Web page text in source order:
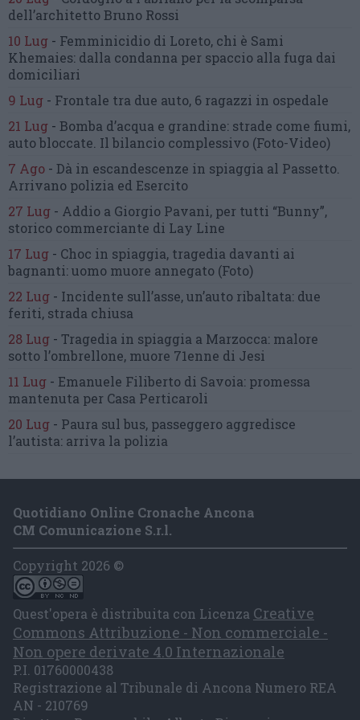
dell’architetto Bruno Rossi
10 Lug - Femminicidio di Loreto, chi è Sami
Khemaies: dalla condanna per spaccio alla fuga dai
domiciliari
9 Lug - Frontale tra due auto, 6 ragazzi in ospedale
21 Lug - Bomba d’acqua e grandine: strade come fiumi,
auto bloccate. Il bilancio complessivo (Foto-Video)
7 Ago - Dà in escandescenze in spiaggia al Passetto.
Arrivano polizia ed Esercito
27 Lug - Addio a Giorgio Pavani, per tutti “Bunny”,
storico commerciante di Lay Line
17 Lug - Choc in spiaggia, tragedia davanti ai
bagnanti:uomo muore annegato (Foto)
22 Lug - Incidente sull’asse, un’auto ribaltata: due
feriti, strada chiusa
28 Lug - Tragedia in spiaggia a Marzocca: malore
sotto l’ombrellone, muore 71enne di Jesi
11 Lug - Emanuele Filiberto di Savoia: promessa
mantenuta per Casa Perticaroli
20 Lug - Paura sul bus, passeggero aggredisce
l’autista: arriva la polizia
Quotidiano Online Cronache Ancona
CM Comunicazione S.r.l.
Copyright 2026 ©
Quest'opera è distribuita con Licenza Creative
Commons Attribuzione - Non commerciale -
Non opere derivate 4.0 Internazionale
P.I. 01760000438
Registrazione al Tribunale di Ancona Numero REA
AN - 210769